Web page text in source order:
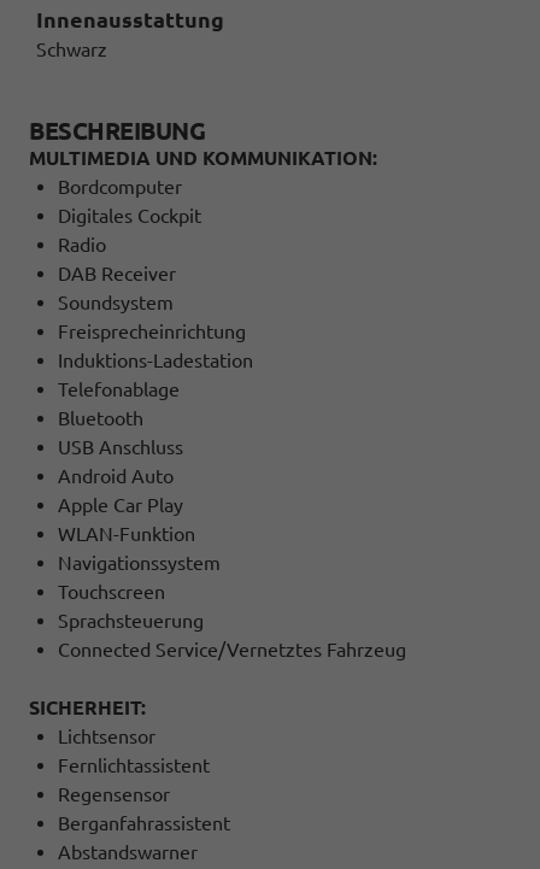
Innenausstattung
Schwarz
BESCHREIBUNG
MULTIMEDIA UND KOMMUNIKATION:
Bordcomputer
Digitales Cockpit
Radio
DAB Receiver
Soundsystem
Freisprecheinrichtung
Induktions-Ladestation
Telefonablage
Bluetooth
USB Anschluss
Android Auto
Apple Car Play
WLAN-Funktion
Navigationssystem
Touchscreen
Sprachsteuerung
Connected Service/Vernetztes Fahrzeug
SICHERHEIT:
Lichtsensor
Fernlichtassistent
Regensensor
Berganfahrassistent
Abstandswarner